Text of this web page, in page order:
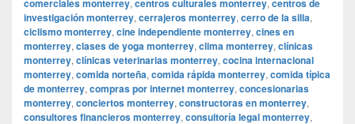
comerciales monterrey, centros culturales monterrey, centros de
investigación monterrey, cerrajeros monterrey, cerro de la silla,
ciclismo monterrey, cine independiente monterrey, cines en
monterrey, clases de yoga monterrey, clima monterrey, clínicas
monterrey, clínicas veterinarias monterrey, cocina internacional
monterrey, comida norteña, comida rápida monterrey, comida típica
de monterrey, compras por internet monterrey, concesionarias
monterrey, conciertos monterrey, constructoras en monterrey,
consultores financieros monterrey, consultoría legal monterrey,